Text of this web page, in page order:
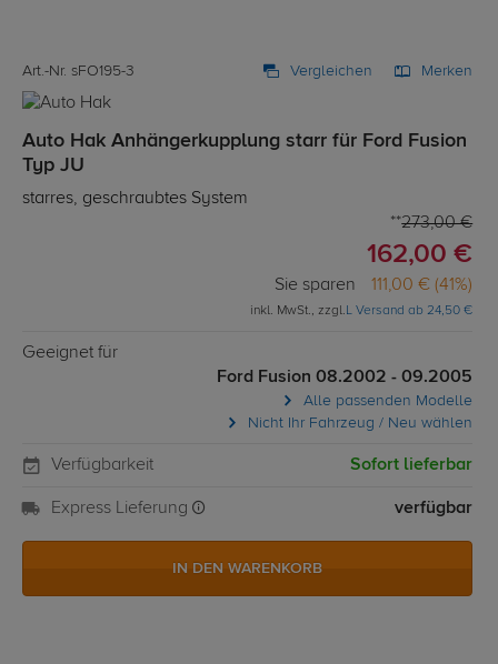
Art.-Nr. sFO195-3 Vergleichen Merken
Auto Hak Anhängerkupplung starr für Ford Fusion
Typ JU
starres, geschraubtes System
273,00 €
162,00 €
Sie sparen 111,00 € (41%)
inkl. MwSt., zzgl.L Versand ab 24,50 €
Geeignet für
Ford Fusion 08.2002 - 09.2005
Alle passenden Modelle
Nicht Ihr Fahrzeug / Neu wählen
Verfügbarkeit Sofort lieferbar
Express Lieferung verfügbar
IN DEN WARENKORB